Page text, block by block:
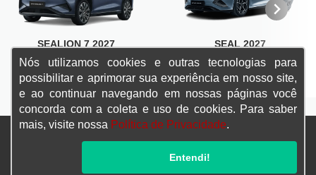
SEALION 7 2027
SAIBA MAIS
SEAL 2027
SAIBA MAIS
Confira endereços, telefones e horários, selecionando a unidade
Nós utilizamos cookies e outras tecnologias para
possibilitar e aprimorar sua experiência em nosso site,
e ao continuar navegando em nossas páginas você
concorda com a coleta e uso de cookies. Para saber
mais, visite nossa Política de Privacidade.
Entendi!